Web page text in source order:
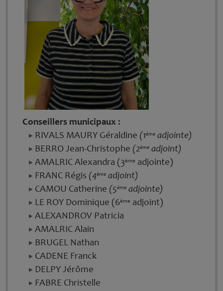
Conseillers municipaux :
RIVALS MAURY Géraldine (1ème adjointe)
BERRO Jean-Christophe (2ème adjoint)
AMALRIC Alexandra (3ème adjointe)
FRANC Régis (4ème adjoint)
CAMOU Catherine (5ème adjointe)
LE ROY Dominique (6ème adjoint)
ALEXANDROV Patricia
AMALRIC Alain
BRUGEL Nathan
CADENE Franck
DELPY Jérôme
FABRE Christelle